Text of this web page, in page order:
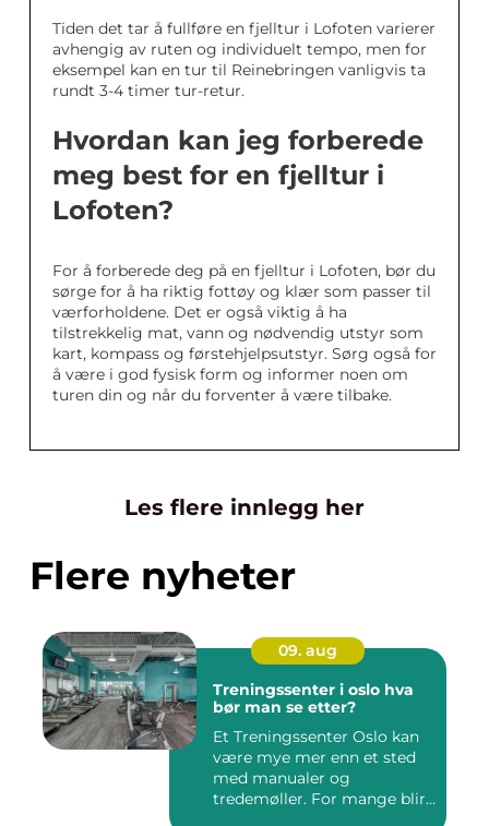
Tiden det tar å fullføre en fjelltur i Lofoten varierer
avhengig av ruten og individuelt tempo, men for
eksempel kan en tur til Reinebringen vanligvis ta
rundt 3-4 timer tur-retur.
Hvordan kan jeg forberede
meg best for en fjelltur i
Lofoten?
For å forberede deg på en fjelltur i Lofoten, bør du
sørge for å ha riktig fottøy og klær som passer til
værforholdene. Det er også viktig å ha
tilstrekkelig mat, vann og nødvendig utstyr som
kart, kompass og førstehjelpsutstyr. Sørg også for
å være i god fysisk form og informer noen om
turen din og når du forventer å være tilbake.
Les flere innlegg her
Flere nyheter
09. aug
Treningssenter i oslo hva
bør man se etter?
Et Treningssenter Oslo kan
være mye mer enn et sted
med manualer og
tredemøller. For mange blir